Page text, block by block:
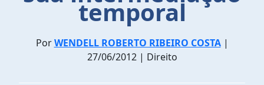
temporal
PorWENDELL ROBERTO RIBEIRO COSTA|
27/06/2012 | Direito